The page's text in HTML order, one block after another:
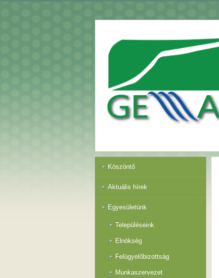
Köszöntő
Aktuális hírek
Egyesületünk
Településeink
Elnökség
Felügyelőbizottság
Munkaszervezet